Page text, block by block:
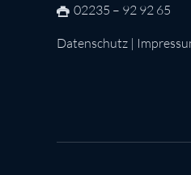
02235 – 92 92 65
Datenschutz |